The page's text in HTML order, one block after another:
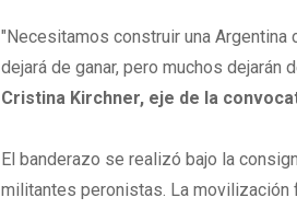
"Necesitamos construir una Argentina
dejará de ganar, pero muchos dejarán
Cristina Kirchner, eje de la
El banderazo se realizó bajo la
militantes peronistas. La